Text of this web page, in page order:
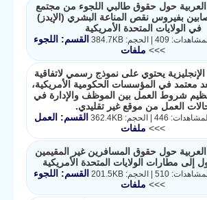
العربية حول حقوق طالبي اللجوء من مجتمع
بفيروس نقص المناعة البشري (الإيدز)
في الولايات المتحدة الأمريكية
القسم: اللجوء
>>> ملفات
يحتوي على نموذج رسمي لاتفاقية
معتمد في المؤسسات الحكومية الأمريكية،
شروط العمل بين الموظف والإدارة في
العمل من موقع غير تقليدي.
القسم: العمل
>>> ملفات
العربية حول حقوق المسافرين غير المقيمين
إلى مطارات الولايات المتحدة الأمريكية
القسم: اللجوء
>>> ملفات